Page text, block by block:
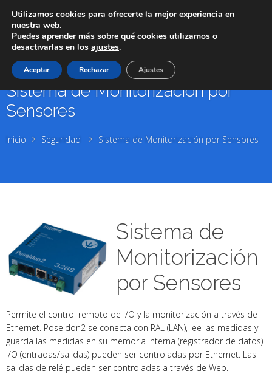
Sistema de Monitorización por
Sensores
Inicio Seguridad Sistema de Monitorización por Sensores
Sistema de
Monitorización
por Sensores
Permite el control remoto de I/O y la monitorización a través de
Ethernet. Poseidon2 se conecta con RAL (LAN), lee las medidas y
guarda las medidas en su memoria interna (registrador de datos).
I/O (entradas/salidas) pueden ser controladas por Ethernet. Las
salidas de relé pueden ser controladas a través de Web.
Utilizamos cookies para ofrecerte la mejor experiencia en
nuestra web.
Puedes aprender más sobre qué cookies utilizamos o
desactivarlas en los ajustes.
Aceptar Rechazar Ajustes